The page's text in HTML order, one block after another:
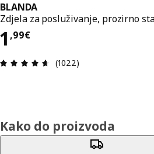
BLANDA
Zdjela za posluživanje, prozirno
1 ,99€
Cijena 1,99€
Ocjena i recenzija: 4.6
(1022)
Kako do proizvoda